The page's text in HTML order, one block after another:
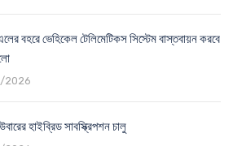
বহরে ভেহিকেল টেলিমেটিকস সিস্টেম বাস্তবায়ন করবে
2026
হাইব্রিড সাবস্ক্রিপশন চালু